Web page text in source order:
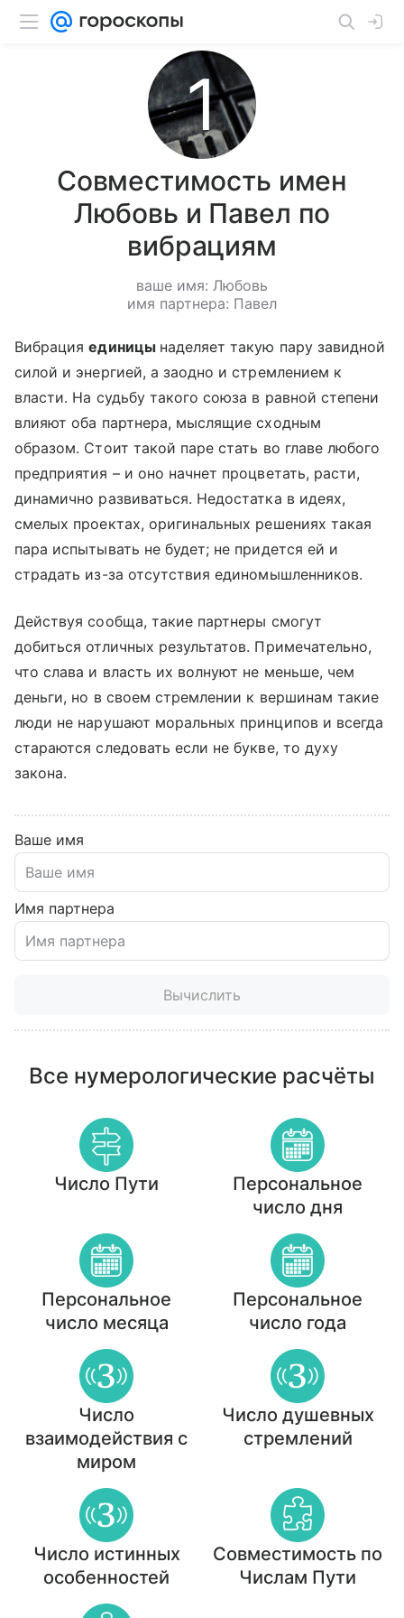
Совместимость имен
Любовь и Павел по
вибрациям
ваше имя: Любовь
имя партнера: Павел
Вибрацияединицы наделяет такую пару завидной
силой и энергией, а заодно и стремлением к
власти. На судьбу такого союза в равной степени
влияют оба партнера, мыслящие сходным
образом. Стоит такой паре стать во главе любого
предприятия – и оно начнет процветать, расти,
динамично развиваться. Недостатка в идеях,
смелых проектах, оригинальных решениях такая
пара испытывать не будет; не придется ей и
страдать из-за отсутствия единомышленников.
Действуя сообща, такие партнеры смогут
добиться отличных результатов. Примечательно,
что слава и власть их волнуют не меньше, чем
деньги, но в своем стремлении к вершинам такие
люди не нарушают моральных принципов и всегда
стараются следовать если не букве, то духу
закона.
Ваше имя
Имя партнера
Вычислить
Все нумерологические расчёты
Число Пути
Персональное
число дня
Персональное
число месяца
Персональное
число года
Число
взаимодействия с
миром
Число душевных
стремлений
Число истинных
особенностей
Совместимость по
Числам Пути